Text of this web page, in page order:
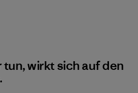
tun, wirkt sich auf den